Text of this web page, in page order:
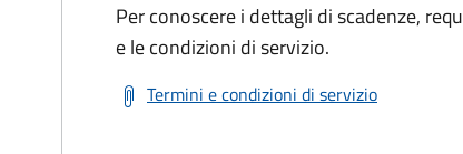
Per conoscere i dettagli di scadenze,
e le condizioni di servizio.
Termini e condizioni di servizio